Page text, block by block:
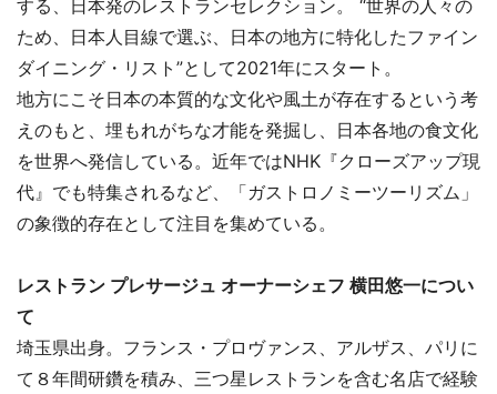
する、日本発のレストランセレクション。 “世界の人々の
ため、日本人目線で選ぶ、日本の地方に特化したファイン
ダイニング・リスト”として2021年にスタート。
地方にこそ日本の本質的な文化や風土が存在するという考
えのもと、埋もれがちな才能を発掘し、日本各地の食文化
を世界へ発信している。近年ではNHK『クローズアップ現
代』でも特集されるなど、「ガストロノミーツーリズム」
の象徴的存在として注目を集めている。
レストラン プレサージュ オーナーシェフ 横田悠一につい
て
埼玉県出身。フランス・プロヴァンス、アルザス、パリに
て８年間研鑽を積み、三つ星レストランを含む名店で経験